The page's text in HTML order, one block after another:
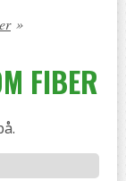
»
FIBER